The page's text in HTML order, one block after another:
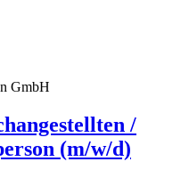
GmbH
/
(m/w/d)